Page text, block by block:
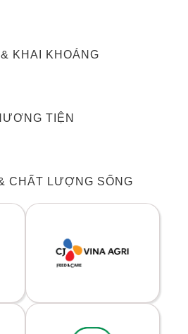
KHAI KHOÁNG
TIỆN
CHẤT LƯỢNG SỐNG